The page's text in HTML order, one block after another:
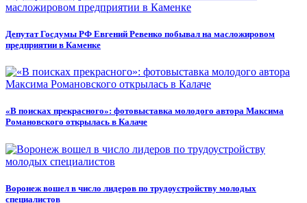
Депутат Госдумы РФ Евгений Ревенко побывал на масложировом
предприятии в Каменке
«В поисках прекрасного»: фотовыставка молодого автора Максима
Романовского открылась в Калаче
Воронеж вошел в число лидеров по трудоустройству молодых
специалистов